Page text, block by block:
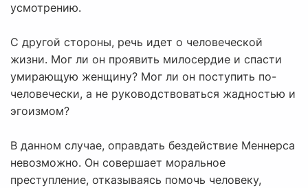
усмотрению.
С другой стороны, речь идет о человеческой
жизни. Мог ли он проявить милосердие и спасти
умирающую женщину? Мог ли он поступить по-
человечески, а не руководствоваться жадностью и
эгоизмом?
В данном случае, оправдать бездействие Меннерса
невозможно. Он совершает моральное
преступление, отказываясь помочь человеку,